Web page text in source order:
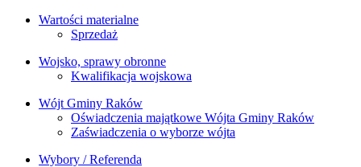
Wartości materialne
Sprzedaż
Wojsko, sprawy obronne
Kwalifikacja wojskowa
Wójt Gminy Raków
Oświadczenia majątkowe Wójta Gminy Raków
Zaświadczenia o wyborze wójta
Wybory / Referenda